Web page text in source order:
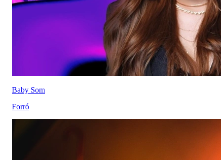
Baby Som
Forró